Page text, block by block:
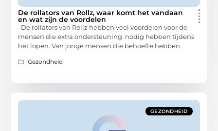
De rollators van Rollz, waar komt het vandaan
en wat zijn de voordelen
De rollators van Rollz hebben veel voordelen voor de
mensen die extra ondersteuning nodig hebben tijdens
het lopen. Van jonge mensen die behoefte hebben
Gezondheid
GEZONDHEID